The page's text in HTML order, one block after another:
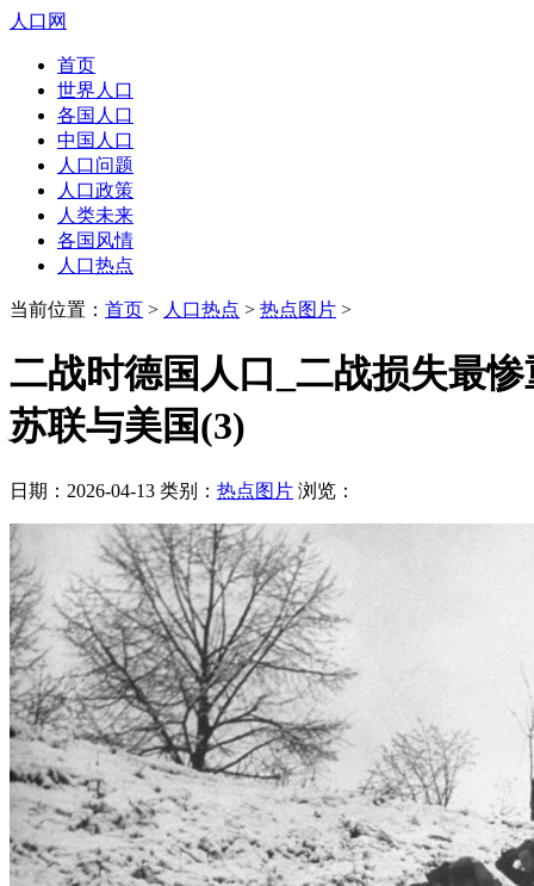
人口网
首页
世界人口
各国人口
中国人口
人口问题
人口政策
人类未来
各国风情
人口热点
当前位置： 首页 > 人口热点 > 热点图片 >
二战时德国人口_二战损失最
苏联与美国(3)
日期：2026-04-13 类别： 热点图片 浏览：